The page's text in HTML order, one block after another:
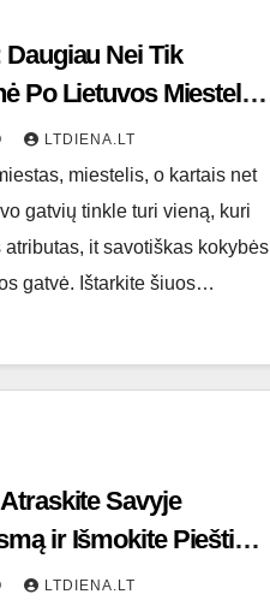
Nei Tik
Po Lietuvos Miestelių
LTDIENA.LT
miestelis, o kartais net
gatvių tinkle turi vieną, kuri
it savotiškas kokybės
gatvė. Ištarkite šiuos…
Savyje
ir Išmokite Piešti
LTDIENA.LT